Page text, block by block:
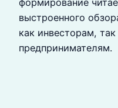
выстроенного
как инвесторам,
предпринимателям.